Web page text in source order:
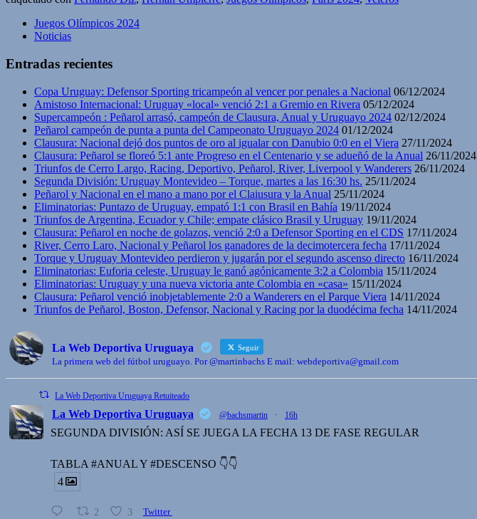
Juegos Olímpicos 2024
Noticias
Entradas recientes
Copa Uruguay: Defensor Sporting tricampeón al vencer por penales a Nacional 06/12/2024
Amistoso Internacional: Uruguay «local» venció 2:1 a Gremio en Rivera 05/12/2024
Supercampeón : Peñarol arrasó, campeón de Clausura, Anual y Uruguayo 2024 02/12/2024
Peñarol campeón de punta a punta del Campeonato Uruguayo 2024 01/12/2024
Clausura: Nacional dejó dos puntos de oro al igualar con Danubio 0:0 en el Viera 27/11/2024
Clausura: Peñarol se floreó 5:1 ante Progreso en el Centenario y se adueñó de la Anual 26/11/2024
Triunfos de Cerro Largo, Racing, Deportivo, Peñarol, River, Liverpool y Wanderers 26/11/2024
Segunda División: Uruguay Montevideo – Torque, martes a las 16:30 hs. 25/11/2024
Peñarol y Nacional en el mano a mano por el Claiusura y la Anual 25/11/2024
Eliminatorias: Puntazo de Uruguay, empató 1:1 con Brasil en Bahía 19/11/2024
Triunfos de Argentina, Ecuador y Chile; empate clásico Brasil y Uruguay 19/11/2024
Clausura: Peñarol en noche de golazos, venció 2:0 a Defensor Sporting en el CDS 17/11/2024
River, Cerro Laro, Nacional y Peñarol los ganadores de la decimotercera fecha 17/11/2024
Torque y Uruguay Montevideo perdieron y jugarán por el segundo ascenso directo 16/11/2024
Eliminatorias: Euforia celeste, Uruguay le ganó agónicamente 3:2 a Colombia 15/11/2024
Eliminatorias: Uruguay y una nueva victoria ante Colombia en «casa» 15/11/2024
Clausura: Peñarol venció inobjetablemente 2:0 a Wanderers en el Parque Viera 14/11/2024
Triunfos de Peñarol, Boston, Defensor, Nacional y Racing por la duodécima fecha 14/11/2024
La Web Deportiva Uruguaya Seguir
La primera web del fútbol uruguayo. Por @martinbachs E mail: webdeportiva@gmail.com
La Web Deportiva Uruguaya Retuiteado
La Web Deportiva Uruguaya @bachsmartin · 16h
SEGUNDA DIVISIÓN: ASÍ SE JUEGA LA FECHA 13 DE FASE REGULAR
TABLA #ANUAL Y #DESCENSO 👇👇
4
2 3 Twitter